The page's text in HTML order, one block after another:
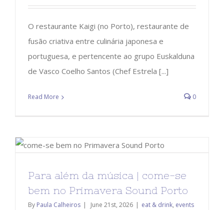
O restaurante Kaigi (no Porto), restaurante de
fusão criativa entre culinária japonesa e
portuguesa, e pertencente ao grupo Euskalduna
de Vasco Coelho Santos (Chef Estrela [...]
Read More 0
Para além da música | come-se
bem no Primavera Sound Porto
By Paula Calheiros | June 21st, 2026 | eat & drink, events